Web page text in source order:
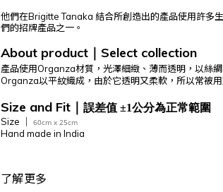
他們在Brigitte Tanaka 結合所創造出的產品使用許多
們的招牌產品之一。
About product｜ Select collection
產品使用Organza材質 ， 光澤細緻、薄而透明，以絲
Organza以平紋織成，由於它透明又柔軟，所以常被
Size and Fit｜ 誤差值 ±1公分為正常範圍
Size ｜ 60cm x 25cm
Hand made in India
了解更多